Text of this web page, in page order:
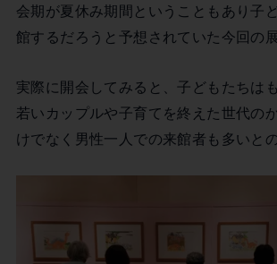
会期が夏休み期間ということもあり子
館するだろうと予想されていた今回の展
実際に開会してみると、子どもたちは
若いカップルや子育てを終えた世代の
けでなく男性一人での来館者も多いとの